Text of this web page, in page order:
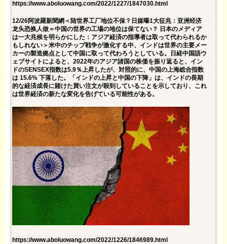
https://www.aboluowang.com/2022/1227/1847030.html
12/26阿波羅新聞網＜陆世界工厂地位不保？日媒曝1大征兆：亚洲经济
龙头恐换人做＝中国の世界の工場の地位は保てない？ 日本のメディア
は一大兆候を明らかにした：アジア経済の指導者は取って代わられるか
もしれない＞米中のチップ戦争が激化する中、インドは世界の主要メー
カーの製造拠点として中国に取って代わろうとしている。日経中国語ウ
ェブサイトによると、2022年のアジア諸国の株価を振り返ると、イン
ドのSENSEX指数は5.9％上昇したが、対照的に、中国の上海総合指数
は 15.6% 下落した。「インドの上昇と中国の下降」は、インドの長期
的な経済成長に賭けた買い注文が殺到していることを示しており、これ
は世界経済の新たな変化を告げている可能性がある。
https://www.aboluowang.com/2022/1226/1846989.html